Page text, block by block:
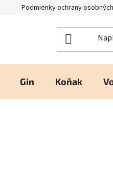
Podmienky ochrany
Gin Koňak